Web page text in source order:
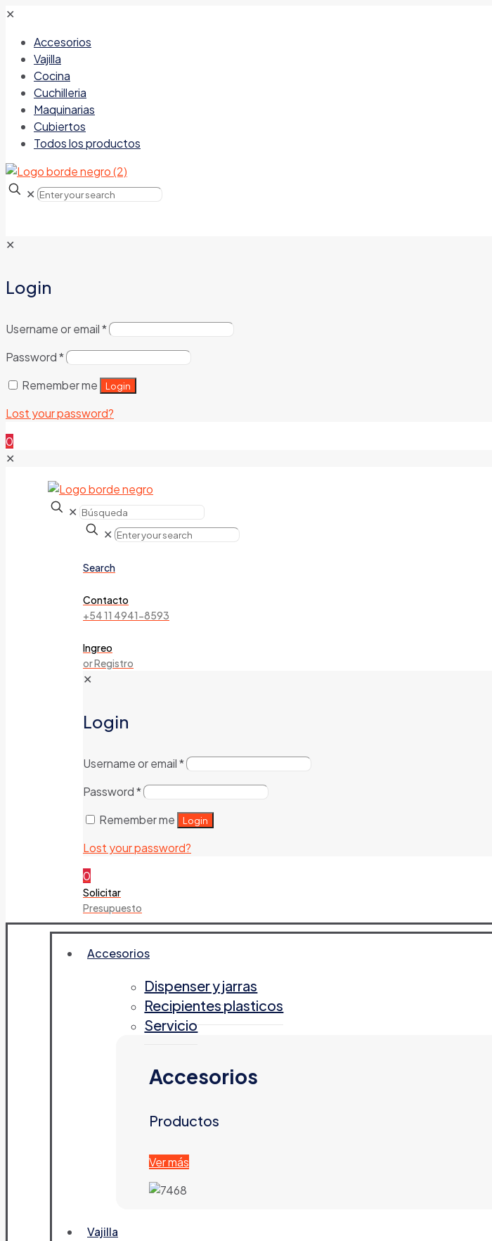
✕
Accesorios
Vajilla
Cocina
Cuchilleria
Maquinarias
Cubiertos
Todos los productos
✕
✕
Login
Username or email*
Password*
Remember me
Login
Lost your password?
0
✕
✕
✕
Search
Contacto
+54 11 4941-8593
Ingreo
or Registro
✕
Login
Username or email*
Password*
Remember me
Login
Lost your password?
0
Solicitar
Presupuesto
Accesorios
Dispenser y jarras
Recipientes plasticos
Servicio
Accesorios
Productos
Ver más
Vajilla